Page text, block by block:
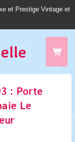
et Prestige Vintage et
: Porte
Le